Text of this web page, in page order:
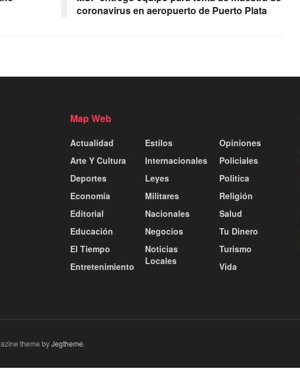
coronavirus en aeropuerto de Puerto Plata
Map Web
Actualidad
Arte Y Cultura
Deportes
Economía
Editorial
Educación
El Tiempo
Entretenimiento
Estilos
Internacionales
Leyes
Militares
Nacionales
Negocios
Noticias
Locales
Opiniones
Policiales
Politica
Religión
Salud
Tu Dinero
Turismo
Vida
theme byJegtheme.